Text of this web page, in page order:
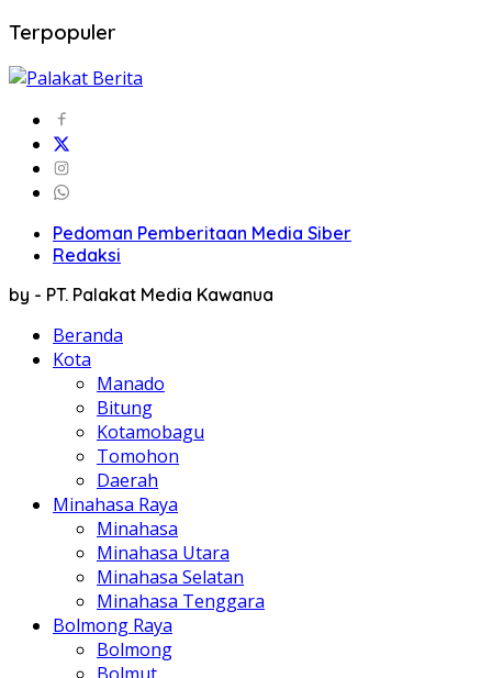
Terpopuler
Pedoman Pemberitaan Media Siber
Redaksi
by - PT. Palakat Media Kawanua
Beranda
Kota
Manado
Bitung
Kotamobagu
Tomohon
Daerah
Minahasa Raya
Minahasa
Minahasa Utara
Minahasa Selatan
Minahasa Tenggara
Bolmong Raya
Bolmong
Bolmut